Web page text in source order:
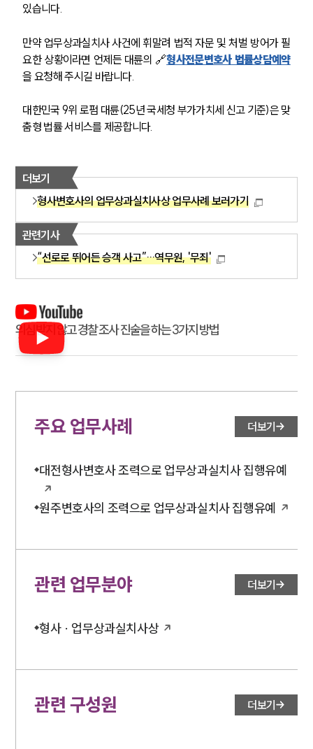
있습니다.
만약 업무상과실치사 사건에 휘말려 법적 자문 및 처벌 방어가 필
요한 상황이라면 언제든 대륜의 🔗형사전문변호사 법률상담예약
을 요청해 주시길 바랍니다.
대한민국 9위 로펌 대륜(25년 국세청 부가가치세 신고 기준)은 맞
춤형 법률 서비스를 제공합니다.
더보기
형사변호사의 업무상과실치사상 업무사례 보러가기
관련기사
“선로로 뛰어든 승객 사고”…역무원, '무죄'
의심받지 않고 경찰 조사 진술을 하는 3가지 방법
주요 업무사례 더보기
대전형사변호사 조력으로 업무상과실치사 집행유예
원주변호사의 조력으로 업무상과실치사 집행유예
관련 업무분야 더보기
형사 · 업무상과실치사상
관련 구성원 더보기